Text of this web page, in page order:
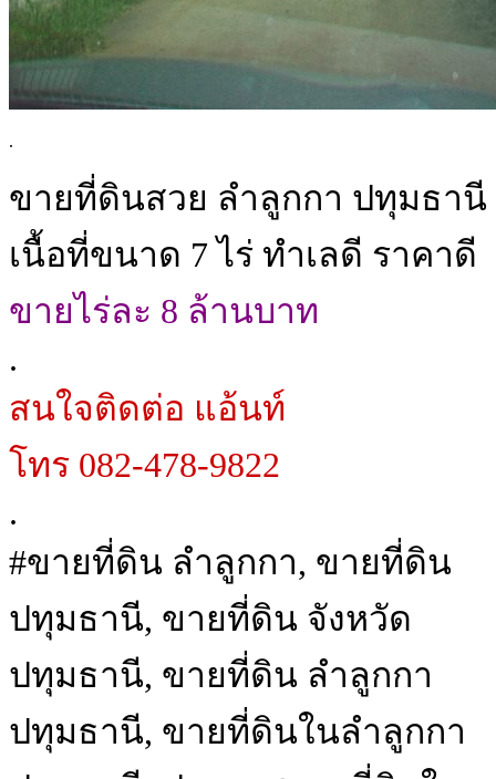
.
ขายที่ดินสวย ลำลูกกา ปทุมธานี
เนื้อที่ขนาด 7 ไร่ ทำเลดี ราคาดี
ขายไร่ละ 8 ล้านบาท
.
สนใจติดต่อ แอ้นท์
โทร 082-478-9822
.
#ขายที่ดิน ลำลูกกา, ขายที่ดิน
ปทุมธานี, ขายที่ดิน จังหวัด
ปทุมธานี, ขายที่ดิน ลำลูกกา
ปทุมธานี, ขายที่ดินในลำลูกกา